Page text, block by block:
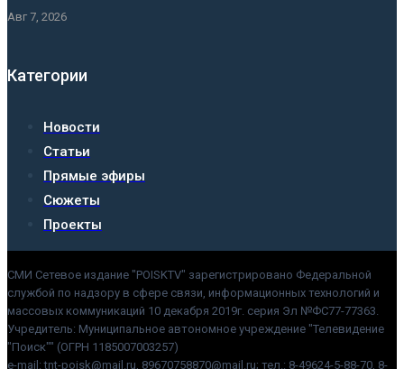
Авг 7, 2026
Категории
Новости
Статьи
Прямые эфиры
Сюжеты
Проекты
СМИ Сетевое издание "POISKTV" зарегистрировано Федеральной
службой по надзору в сфере связи, информационных технологий и
массовых коммуникаций 10 декабря 2019г. серия Эл №ФС77-77363.
Учредитель: Муниципальное автономное учреждение "Телевидение
"Поиск"" (ОГРН 1185007003257)
e-mail: tnt-poisk@mail.ru, 89670758870@mail.ru; тел.: 8-49624-5-88-70, 8-